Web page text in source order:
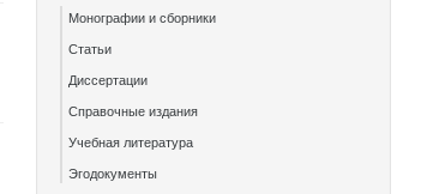
Монографии и сборники
Статьи
Диссертации
Справочные издания
Учебная литература
Эгодокументы